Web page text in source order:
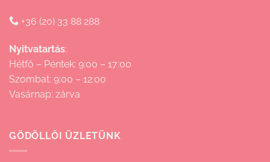
+36 (20) 33 88 288
Nyitvatartás:
Hétfő – Péntek: 9:00 – 17:00
Szombat: 9:00 – 12:00
Vasárnap: zárva
GÖDÖLLŐI ÜZLETÜNK